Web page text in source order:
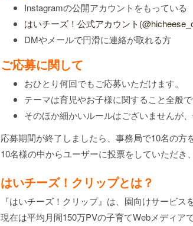
Instagramの公開アカウントをもっている
はいチーズ！公式アカウント
DMやメールで円滑に連絡が取れる方
ご応募に関して
おひとり何回でもご応募いただけます。
テーマは育児やお子様に関すること全般で
そのほか細かいルールはございませんが
応募期間が終了しましたら、事務局で10名の方
10名様の中からユーザーに投票をしていただき
はいチーズ！クリップとは？
『はいチーズ！クリップ』は、園向けサービス
現在は平均月間150万PVの子育てWebメディアで